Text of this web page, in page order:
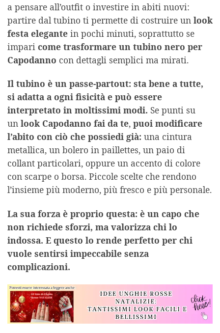
a pensare all’outfit o investire in abiti nuovi:
partire dal tubino ti permette di costruire un look
festa elegante in pochi minuti, soprattutto se
impari come trasformare un tubino nero per
Capodanno con dettagli semplici ma mirati.
Il tubino è un passe-partout: sta bene a tutte,
si adatta a ogni fisicità e può essere
interpretato in moltissimi modi. Se punti su
un look Capodanno fai da te, puoi modificare
l’abito con ciò che possiedi già: una cintura
metallica, un bolero in paillettes, un paio di
collant particolari, oppure un accento di colore
con scarpe o borsa. Piccole scelte che rendono
l’insieme più moderno, più fresco e più personale.
La sua forza è proprio questa: è un capo che
non richiede sforzi, ma valorizza chi lo
indossa. E questo lo rende perfetto per chi
vuole sentirsi impeccabile senza
complicazioni.